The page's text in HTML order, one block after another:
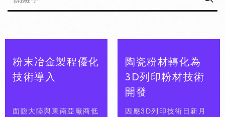
粉末冶金製程優化
技術導入
面臨大陸與東南亞廠商低
陶瓷粉材轉化為
3D列印粉材技術
開發
因應3D列印技術日新月